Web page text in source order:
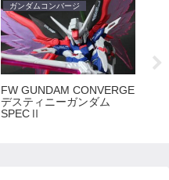
ガンダムコンバージ
FW GUNDAM CONVERGE
デスティニーガンダム
SPECⅡ